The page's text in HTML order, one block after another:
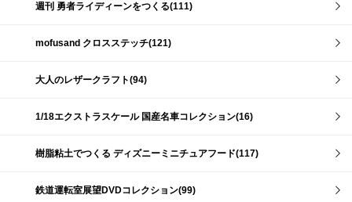
週刊 勇者ライディーンをつくる(111)
mofusand クロスステッチ(121)
大人のレザークラフト(94)
1/18エクストラスケール 国産名車コレクション(16)
樹脂粘土でつくる ディズニーミニチュアフード(117)
鉄道運転室展望DVDコレクション(99)